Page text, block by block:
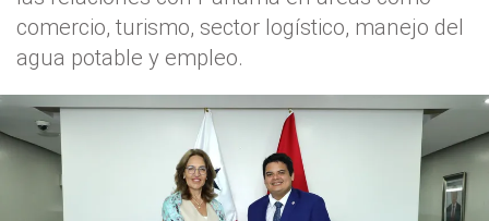
comercio, turismo, sector logístico, manejo del
agua potable y empleo.